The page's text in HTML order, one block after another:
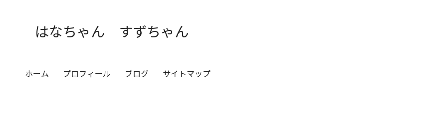
はなちゃん すずちゃん
ホーム プロフィール ブログ サイトマップ